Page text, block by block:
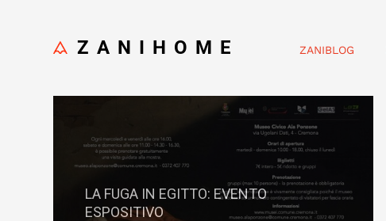
ZANIHOME ZANIBLOG
Ottobre 3, 2020
LA FUGA IN EGITTO: EVENTO
ESPOSITIVO